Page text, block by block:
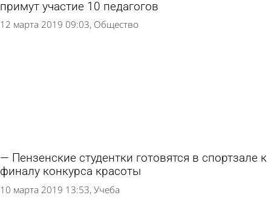
примут участие 10 педагогов
12 марта 2019 09:03 Общество
Пензенские студентки готовятся в спортзале к
финалу конкурса красоты
10 марта 2019 13:53 Учеба